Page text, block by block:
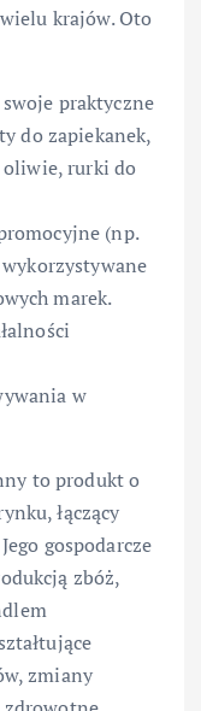
krajów. Oto
praktyczne
do zapiekanek,
oliwie, rurki do
(np.
marek.
w
to produkt o
łączący
gospodarcze
zbóż,
zmiany